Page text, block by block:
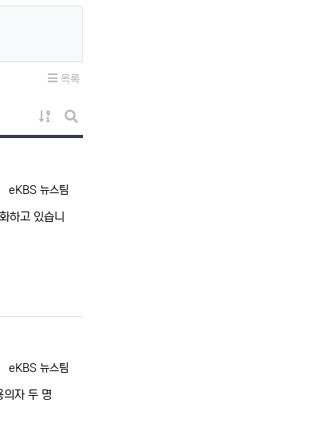
목록
게시물 정렬
게시판 검색
등록자
eKBS 뉴스팀
하고 있습니
등록자
eKBS 뉴스팀
자 두 명